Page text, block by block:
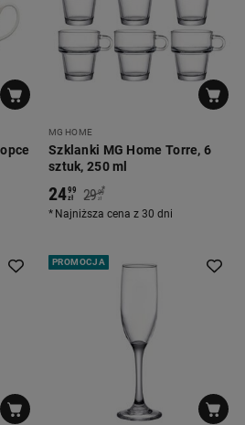
MG HOME
Szklanki MG Home Torre, 6
sztuk, 250 ml
2499
zł 29 99
zł
*
Najniższa cena z 30 dni
PROMOCJA